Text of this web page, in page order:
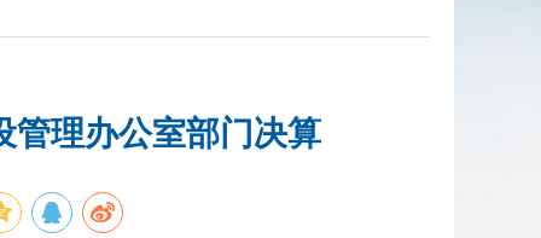
管理办公室部门决算